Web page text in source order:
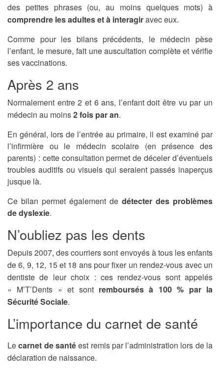
des petites phrases (ou, au moins quelques mots) à
comprendre les adultes et à interagiravec eux.
Comme pour les bilans précédents, le médecin pèse
l’enfant, le mesure, fait une auscultation complète et vérifie
ses vaccinations.
Après 2 ans
Normalement entre 2 et 6 ans, l’enfant doit être vu par un
médecin au moins2 fois par an.
En général, lors de l’entrée au primaire, il est examiné par
l’infirmière ou le médecin scolaire (en présence des
parents) : cette consultation permet de déceler d’éventuels
troubles auditifs ou visuels qui seraient passés inaperçus
jusque là.
Ce bilan permet également de détecter des problèmes
de dyslexie.
N’oubliez pas les dents
Depuis 2007, des courriers sont envoyés à tous les enfants
de 6, 9, 12, 15 et 18 ans pour fixer un rendez-vous avec un
dentiste de leur choix : ces rendez-vous sont appelés
« M’T’Dents » et sont remboursés à 100 % par la
Sécurité Sociale.
L’importance du carnet de santé
Lecarnet de santéest remis par l’administration lors de la
déclaration de naissance.